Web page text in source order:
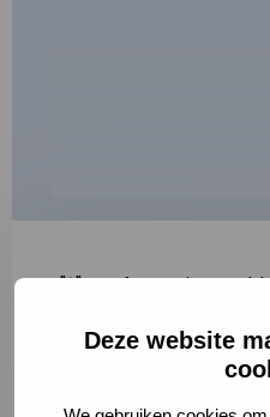
Deze website
"*" geeft vereiste